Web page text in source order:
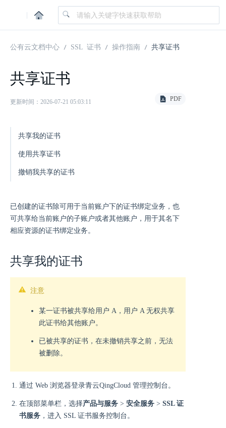
|
公有云文档中心 SSL 证书 操作指南 共享证书
共享证书
更新时间：2026-07-21 05:03:11 PDF
共享我的证书
使用共享证书
撤销我共享的证书
已创建的证书除可用于当前账户下的证书绑定业务，也
可共享给当前账户的子账户或者其他账户，用于其名下
相应资源的证书绑定业务。
共享我的证书
注意
某一证书被共享给用户 A，用户 A 无权共享
此证书给其他账户。
已被共享的证书，在未撤销共享之前，无法
被删除。
通过 Web 浏览器登录青云QingCloud 管理控制台。
在顶部菜单栏，选择产品与服务 > 安全服务 > SSL 证
书服务 ，进入 SSL 证书服务控制台。